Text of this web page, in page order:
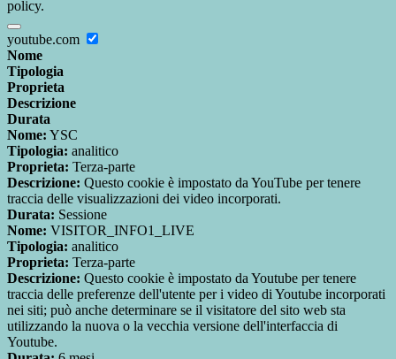
policy.
youtube.com
Nome
Tipologia
Proprieta
Descrizione
Durata
Nome: YSC
Tipologia: analitico
Proprieta: Terza-parte
Descrizione: Questo cookie è impostato da YouTube per tenere
traccia delle visualizzazioni dei video incorporati.
Durata: Sessione
Nome: VISITOR_INFO1_LIVE
Tipologia: analitico
Proprieta: Terza-parte
Descrizione: Questo cookie è impostato da Youtube per tenere
traccia delle preferenze dell'utente per i video di Youtube incorporati
nei siti; può anche determinare se il visitatore del sito web sta
utilizzando la nuova o la vecchia versione dell'interfaccia di
Youtube.